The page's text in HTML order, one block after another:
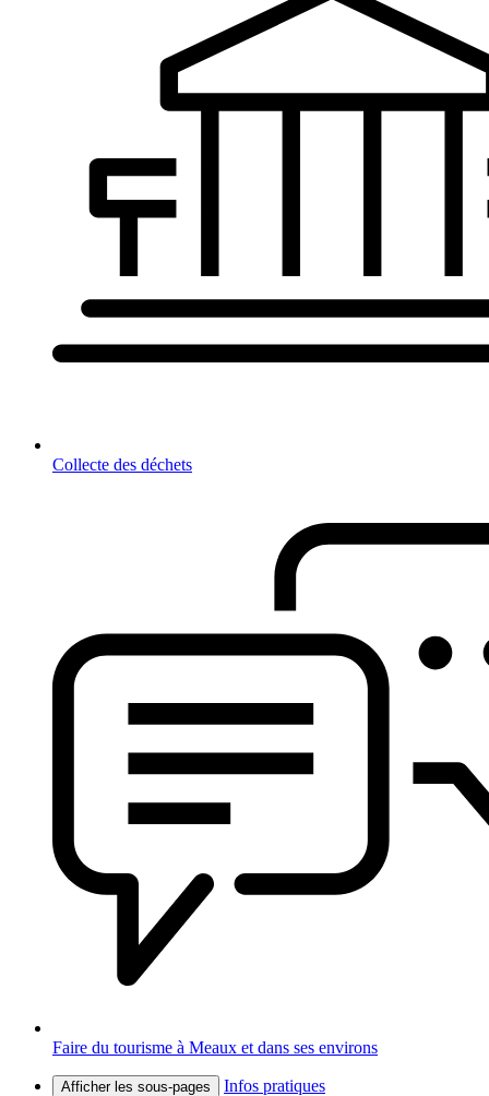
Collecte des déchets
Faire du tourisme à Meaux et dans ses environs
Afficher les sous-pages Infos pratiques